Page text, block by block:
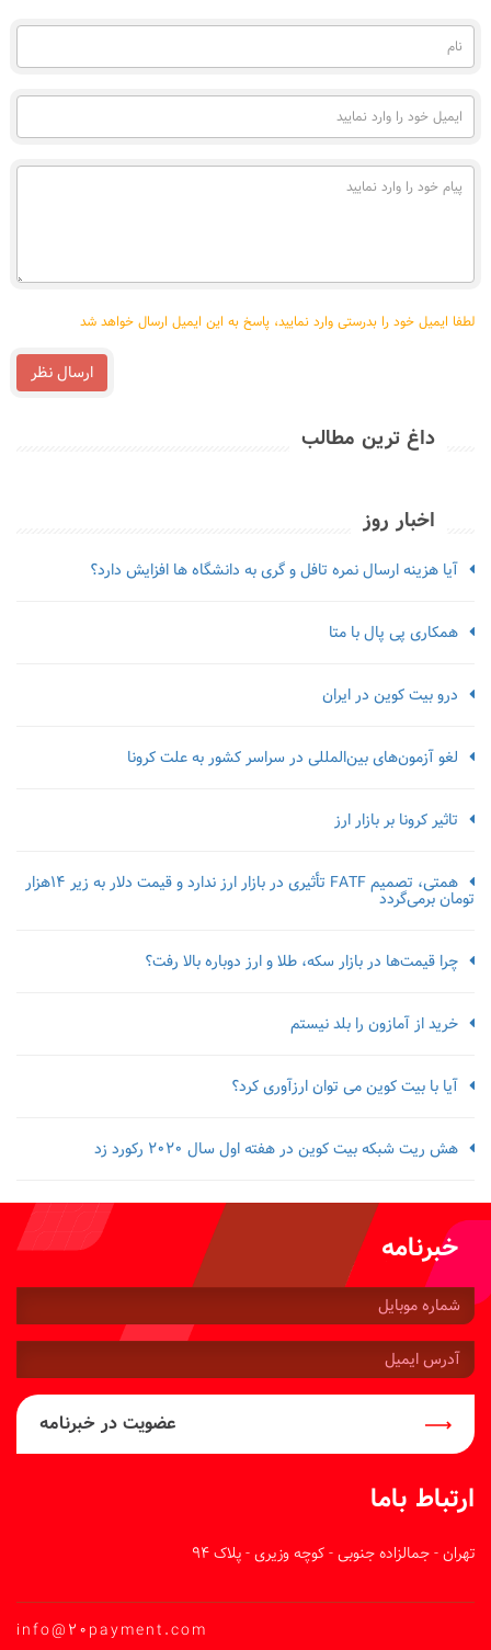
نام
(به
ایمیل
خود
وارد
نمایید
پیام
خود
لطفا ایمیل خود را بدرستی وارد نمایید، پاسخ به این ایمیل ارسال خواهد شد
ارسال نظر
داغ ترین مطالب
اخبار روز
آیا هزینه ارسال نمره تافل و گری به دانشگاه ها افزایش دارد؟
همکاری پی پال با متا
درو بیت کوین در ایران
لغو آزمون‌‌های بین‌المللی در سراسر کشور به علت کرونا
تاثیر کرونا بر بازار ارز
همتی، تصمیم FATF تأثیری در بازار ارز ندارد و قیمت دلار به زیر ۱۴هزار
تومان برمی‌گردد
چرا قیمت‌ها در بازار سکه، طلا و ارز دوباره بالا رفت؟
خرید از آمازون را بلد نیستم
آیا با بیت کوین می توان ارزآوری کرد؟
هش ریت شبکه بیت کوین در هفته اول سال 2020 رکورد زد
خبرنامه
شماره
موبایل:
آدرس
ایمیل:
عضویت در خبرنامه
ارتباط باما
تهران - جمالزاده جنوبی - کوچه وزیری - پلاک 94
info@20payment.com